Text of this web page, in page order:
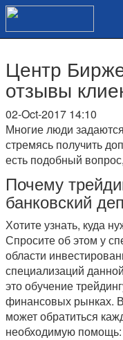
Центр
отзывы
02-Oct-2017 14:10
Многие люди
стремясь получить
есть подобный
Почему
банковский
Хотите узнать, куда
Спросите об этом у
области
специализаций
это обучение
финансовых рынках.
может обратиться
необходимую помощь: